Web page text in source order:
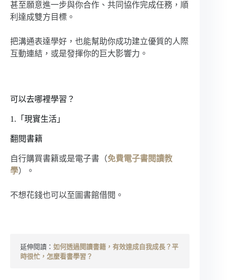
甚至願意進一步與你合作、共同協作完成任務，順
利達成雙方目標。
把溝通表達學好，也能幫助你成功建立優質的人際
互動連結，或是發揮你的巨大影響力。
可以去哪裡學習？
1.「現實生活」
翻閱書籍
自行購買書籍或是電子書（免費電子書閱讀教
學）。
不想花錢也可以至圖書館借閱。
延伸閱讀： 如何透過閱讀書籍，有效達成自我成長？平
時很忙，怎麼看書學習？